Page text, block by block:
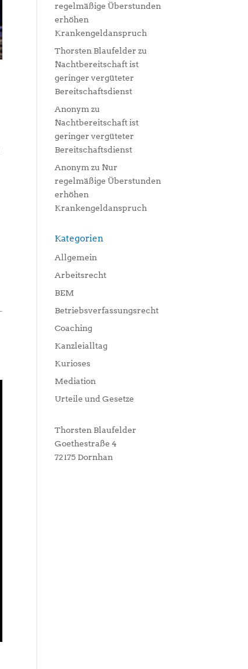
regelmäßige Überstunden
erhöhen
Krankengeldanspruch
Thorsten Blaufelder zu
Nachtbereitschaft ist
geringer vergüteter
Bereitschaftsdienst
Anonym zu
Nachtbereitschaft ist
geringer vergüteter
Bereitschaftsdienst
Anonym zu Nur
regelmäßige Überstunden
erhöhen
Krankengeldanspruch
Kategorien
Allgemein
Arbeitsrecht
BEM
Betriebsverfassungsrecht
Coaching
Kanzleialltag
Kurioses
Mediation
Urteile und Gesetze
Thorsten Blaufelder
Goethestraße 4
72175 Dornhan